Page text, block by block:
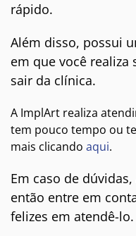
rápido.
Além disso, possui
em que você realiza
sair da clínica.
A ImplArt realiza
tem pouco tempo ou
mais clicando aqui.
Em caso de
então entre em
felizes em atendê-lo.